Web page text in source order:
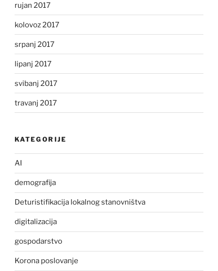
rujan 2017
kolovoz 2017
srpanj 2017
lipanj 2017
svibanj 2017
travanj 2017
KATEGORIJE
AI
demografija
Deturistifikacija lokalnog stanovništva
digitalizacija
gospodarstvo
Korona poslovanje